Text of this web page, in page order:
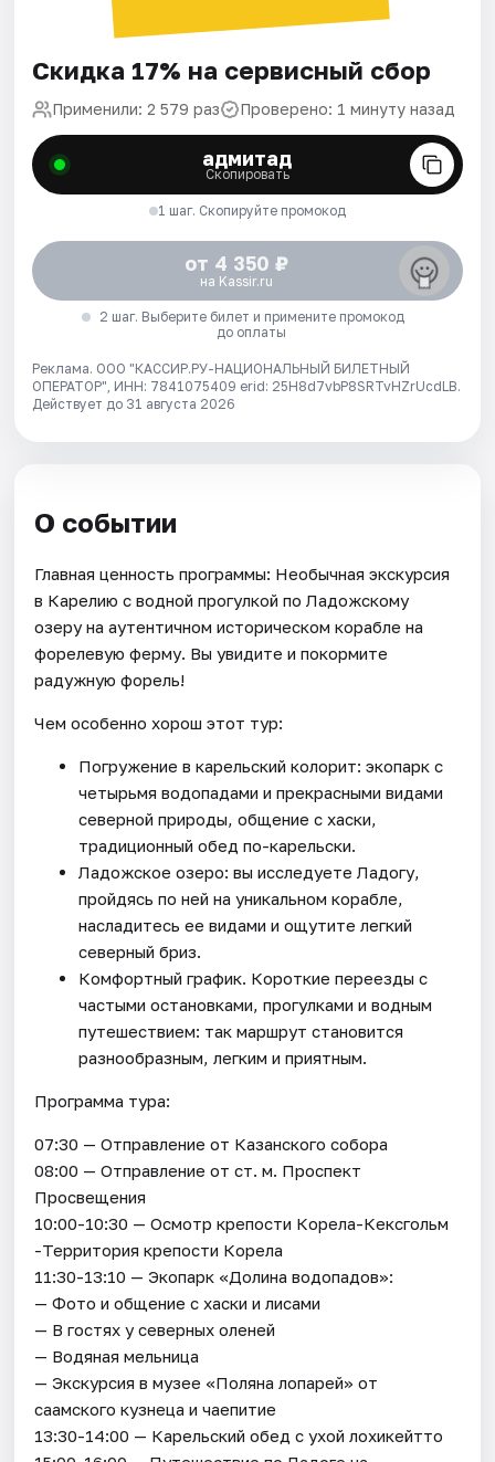
Скидка 17% на сервисный сбор
Применили: 2 579 раз Проверено: 1 минуту назад
адмитад
Скопировать
1 шаг. Скопируйте промокод
от 4 350 ₽
на Kassir.ru
2 шаг. Выберите билет и примените промокод
до оплаты
Реклама. ООО "КАССИР.РУ-НАЦИОНАЛЬНЫЙ БИЛЕТНЫЙ
ОПЕРАТОР", ИНН: 7841075409 erid: 25H8d7vbP8SRTvHZrUcdLB.
Действует до 31 августа 2026
О событии
Главная ценность программы: Необычная экскурсия
в Карелию с водной прогулкой по Ладожскому
озеру на аутентичном историческом корабле на
форелевую ферму. Вы увидите и покормите
радужную форель!
Чем особенно хорош этот тур:
Погружение в карельский колорит: экопарк с
четырьмя водопадами и прекрасными видами
северной природы, общение с хаски,
традиционный обед по-карельски.
Ладожское озеро: вы исследуете Ладогу,
пройдясь по ней на уникальном корабле,
насладитесь ее видами и ощутите легкий
северный бриз.
Комфортный график. Короткие переезды с
частыми остановками, прогулками и водным
путешествием: так маршрут становится
разнообразным, легким и приятным.
Программа тура:
07:30 — Отправление от Казанского собора
08:00 — Отправление от ст. м. Проспект
Просвещения
10:00-10:30 — Осмотр крепости Корела-Кексгольм
-Территория крепости Корела
11:30-13:10 — Экопарк «Долина водопадов»:
— Фото и общение с хаски и лисами
— В гостях у северных оленей
— Водяная мельница
— Экскурсия в музее «Поляна лопарей» от
саамского кузнеца и чаепитие
13:30-14:00 — Карельский обед с ухой лохикейтто